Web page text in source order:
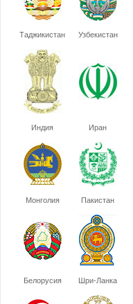
Таджикистан Узбекистан
Индия Иран
Монголия Пакистан
Белорусия Шри-Ланка